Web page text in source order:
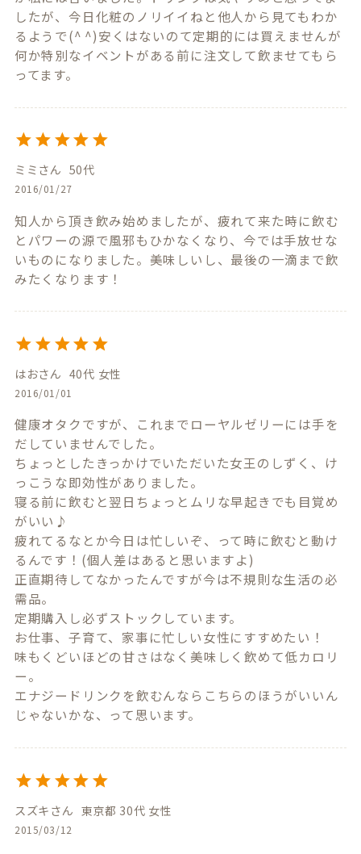
したが、今日化粧のノリイイねと他人から見てもわか
るようで(^ ^)安くはないのて定期的には買えませんが
何か特別なイベントがある前に注文して飲ませてもら
ってます。
ミミ 50代
2016/01/27
知人から頂き飲み始めましたが、疲れて来た時に飲む
とパワーの源で風邪もひかなくなり、今では手放せな
いものになりました。美味しいし、最後の一滴まで飲
みたくなります！
はお 40代 女性
2016/01/01
健康オタクですが、これまでローヤルゼリーには手を
だしていませんでした。
ちょっとしたきっかけでいただいた女王のしずく、け
っこうな即効性がありました。
寝る前に飲むと翌日ちょっとムリな早起きでも目覚め
がいい♪
疲れてるなとか今日は忙しいぞ、って時に飲むと動け
るんです！(個人差はあると思いますよ)
正直期待してなかったんですが今は不規則な生活の必
需品。
定期購入し必ずストックしています。
お仕事、子育て、家事に忙しい女性にすすめたい！
味もくどいほどの甘さはなく美味しく飲めて低カロリ
ー。
エナジードリンクを飲むんならこちらのほうがいいん
じゃないかな、って思います。
スズキ 東京都 30代 女性
2015/03/12